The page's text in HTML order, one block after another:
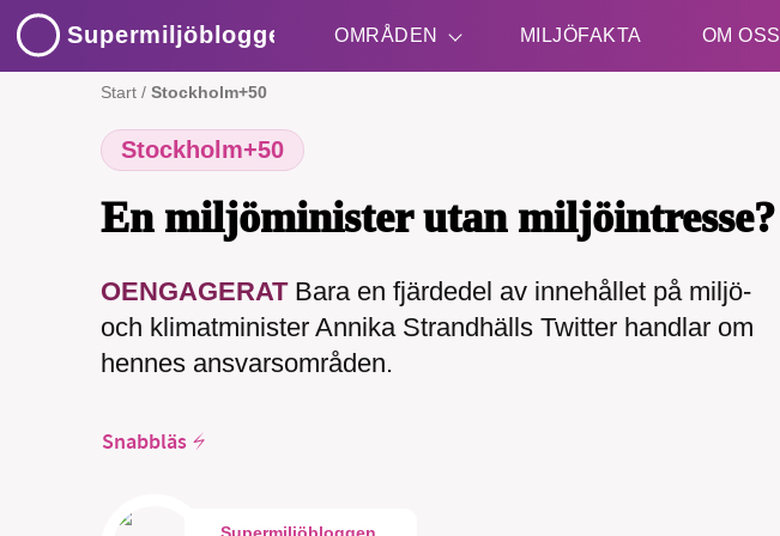
Supermiljöbloggen OMRÅDEN MILJÖFAKTA OM OSS
Shift + S
Start / Stockholm+50
Stockholm+50
En miljöminister utan miljöintresse?
OENGAGERATBara en fjärdedel av innehållet på miljö-
och klimatminister Annika Strandhälls Twitter handlar om
hennes ansvarsområden.
Snabbläs